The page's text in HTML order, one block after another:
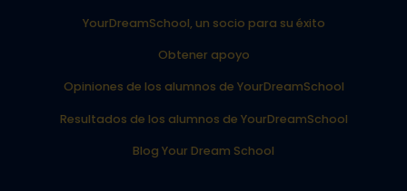
YourDreamSchool, un socio para su éxito
Obtener apoyo
Opiniones de los alumnos de YourDreamSchool
Resultados de los alumnos de YourDreamSchool
Blog Your Dream School